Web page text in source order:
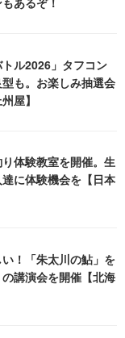
ル2026」タフコン
も。お楽しみ抽選会
屋】
体験教室を開催。生
に体験機会を【日本
！「朱太川の鮎」を
講演会を開催【北海